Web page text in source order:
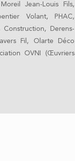
Jean-Louis Fils,
Volant, PHAC,
Construction, Derens-
Fil, Olarte Déco
OVNI (Œuvriers